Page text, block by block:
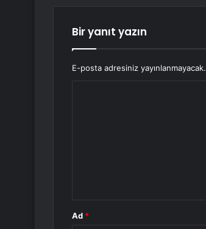
Bir yanıt yazın
E-posta adresiniz yayınlanmayacak.
Ad *